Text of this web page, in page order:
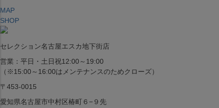
MAP
SHOP
セレクション名古屋エスカ地下街店
営業：平日・土日祝12:00～19:00
（※15:00～16:00はメンテナンスのためクローズ）
〒453-0015
愛知県名古屋市中村区椿町６−９先